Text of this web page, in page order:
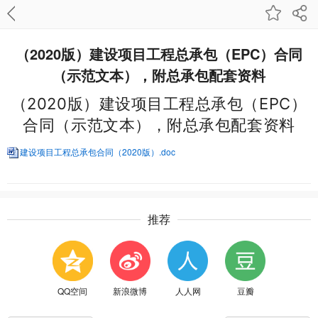
（2020版）建设项目工程总承包（EPC）合同
（示范文本），附总承包配套资料
（2020版）建设项目工程总承包（EPC）
合同（示范文本），附总承包配套资料
建设项目工程总承包合同（2020版）.doc
推荐
QQ空间 新浪微博 人人网 豆瓣